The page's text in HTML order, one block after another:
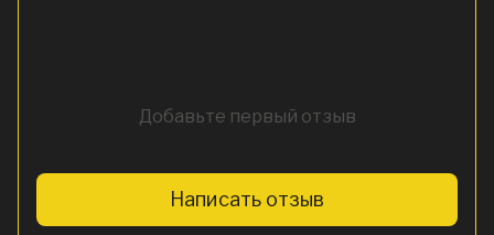
Добавьте первый отзыв
Написать отзыв